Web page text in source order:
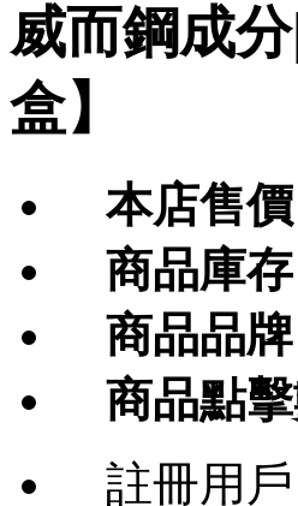
威而鋼成
盒】
本店售價
商品庫存
商品品牌
商品點擊
註冊用戶